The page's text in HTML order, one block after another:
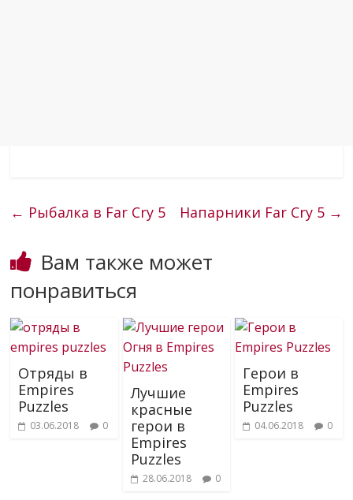
← Рыбалка в Far Cry 5 Напарники Far Cry 5 →
Вам также может
понравиться
Отряды в
Empires
Puzzles
03.06.2018 0
Лучшие
красные
герои в
Empires
Puzzles
28.06.2018 0
Герои в
Empires
Puzzles
04.06.2018 0